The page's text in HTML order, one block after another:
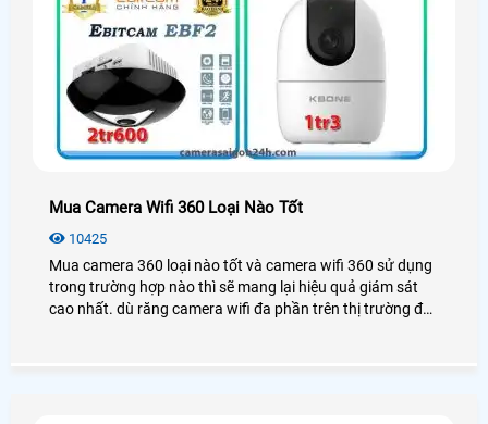
Mua Camera Wifi 360 Loại Nào Tốt
10425
Mua camera 360 loại nào tốt và camera wifi 360 sử dụng
trong trường hợp nào thì sẽ mang lại hiệu quả giám sát
cao nhất. dù răng camera wifi đa phần trên thị trường đều